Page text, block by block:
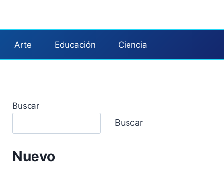
Arte Educación Ciencia
Buscar
Buscar
Nuevo